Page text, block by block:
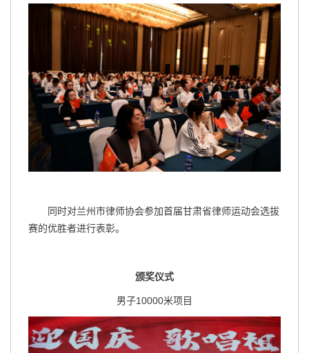
同时对兰州市律师协会参加首届甘肃省律师运动会选拔
赛的优胜者进行表彰。
颁奖仪式
男子10000米项目